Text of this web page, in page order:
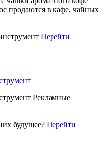
продаются в кафе, чайных
Перейти
Рекламные
Перейти